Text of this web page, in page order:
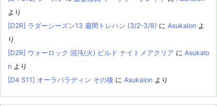
より
[D2R] ラダーシーズン13 週間トレハン (3/2-3/8) に Asukalon よ
り
[D2R] ウォーロック 混沌(火) ビルド ナイトメアクリア に Asukalo
n より
[D4 S11] オーラパラディン その後 に Asukalon より